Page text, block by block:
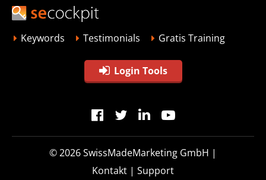
Keywords Testimonials Gratis Training
Login Tools
© 2026SwissMadeMarketing GmbH |
Kontakt | Support